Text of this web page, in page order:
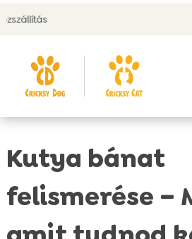
🤝
Kutya bánat
felismerése –